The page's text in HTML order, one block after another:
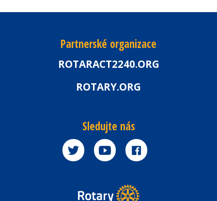
Partnerské organizace
ROTARACT2240.ORG
ROTARY.ORG
Sledujte nás